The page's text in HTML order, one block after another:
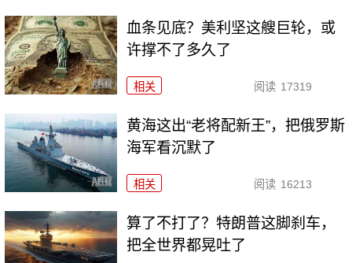
血条见底？美利坚这艘巨轮，或
许撑不了多久了
相关 阅读 17319
黄海这出“老将配新王”，把俄罗斯
海军看沉默了
相关 阅读 16213
算了不打了？特朗普这脚刹车，
把全世界都晃吐了